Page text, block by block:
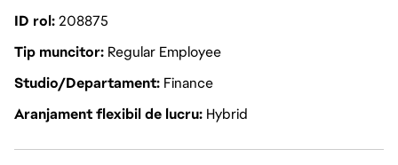
ID rol208875
Tip muncitor Regular Employee
Studio/Departament Finance
Aranjament flexibil de lucru Hybrid